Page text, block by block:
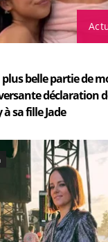
plus belle partie de
déclaration
sa fille Jade